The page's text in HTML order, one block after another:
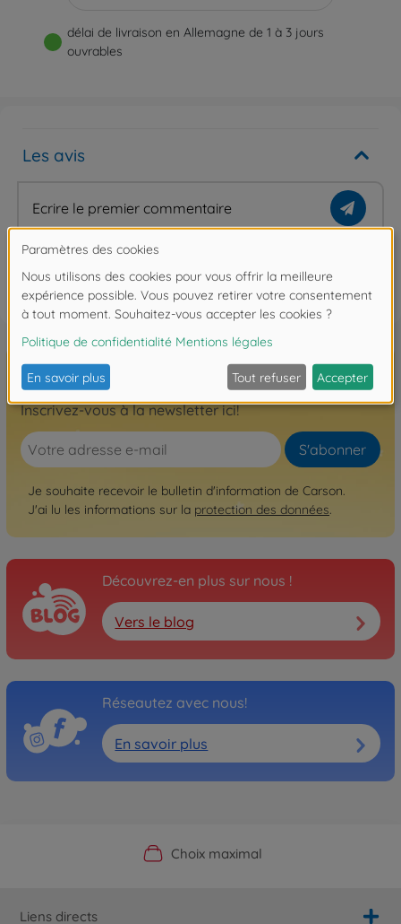
délai de livraison en Allemagne de 1 à 3 jours
ouvrables
Les avis
Ecrire le premier commentaire
FAQ
Inscrivez-vous à la newsletter ici!
S'abonner
Je souhaite recevoir le bulletin d'information de Carson.
J'ai lu les informations sur la protection des données.
Découvrez-en plus sur nous !
Vers le blog
Réseautez avec nous!
En savoir plus
Boutique officielle du fabricant
Choix maximal
Service personnalisé
Livraison rapide
Liens directs